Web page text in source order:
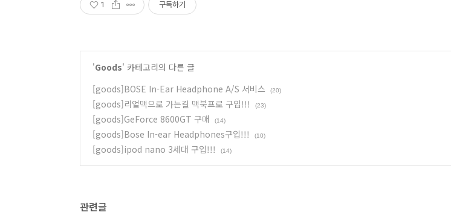
1 구독하기
'Goods' 카테고리의 다른 글
[goods]BOSE In-Ear Headphone A/S 서비스
(20)
[goods]리얼맥으로 가는길 맥북프로 구입!!! (23)
[goods]GeForce 8600GT 구매 (14)
[goods]Bose In-ear Headphones구입!!! (10)
[goods]ipod nano 3세대 구입!!! (14)
관련글